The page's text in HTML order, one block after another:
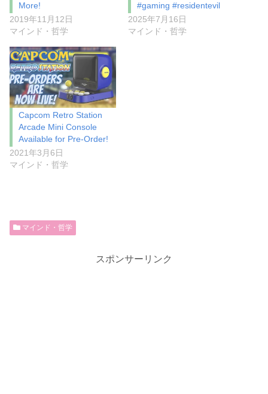
More!
2019年11月12日
マインド・哲学
#gaming #residentevil
2025年7月16日
マインド・哲学
Capcom Retro Station
Arcade Mini Console
Available for Pre-Order!
2021年3月6日
マインド・哲学
マインド・哲学
スポンサーリンク